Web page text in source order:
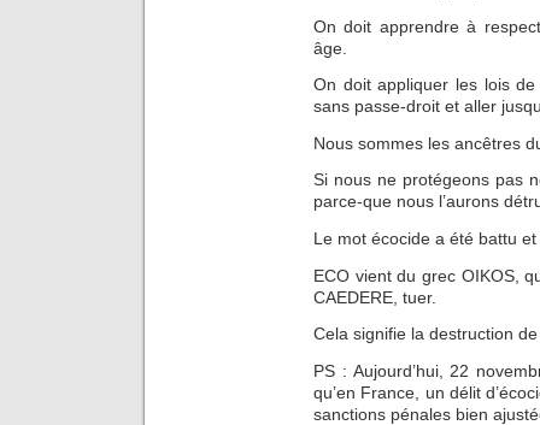
On doit apprendre à
âge.
On doit appliquer les lois
sans passe-droit et aller
Nous sommes les ancêtres
Si nous ne protégeons pas
parce-que nous l’aurons
Le mot écocide a été battu
ECO vient du grec OIKOS,
CAEDERE, tuer.
Cela signifie la destruction
PS : Aujourd’hui, 22
qu’en France, un délit
sanctions pénales bien